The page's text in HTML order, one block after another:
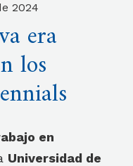
2024
era
los
en
Universidad de